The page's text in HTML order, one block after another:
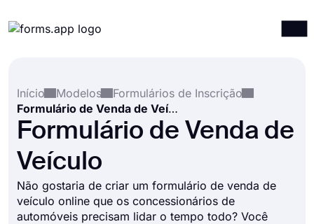
Integrações
Modelos
Recursos
Início
Modelos
Formulários de Inscrição
Formulário de Venda de Veículo
Formulário de Venda de
Veículo
Não gostaria de criar um formulário de venda de
veículo online que os concessionários de
automóveis precisam lidar o tempo todo? Você